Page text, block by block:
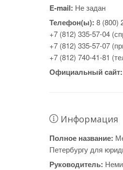
E-mail: Не задан
Телефон(ы): 8 (800)
+7 (812) 335-57-04
+7 (812) 335-57-07
+7 (812) 740-41-81
Официальный cайт:
Информация
Полное название:
Петербургу для
Руководитель: